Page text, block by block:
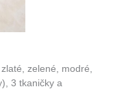
zelené, modré,
3 tkaničky a